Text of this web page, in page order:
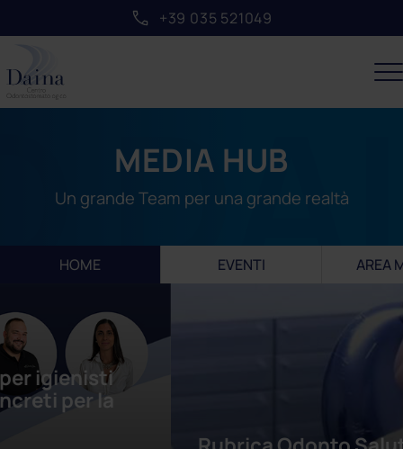
+39 035 521049
MEDIA HUB
Un grande Team per una grande realtà
HOME EVENTI AREA